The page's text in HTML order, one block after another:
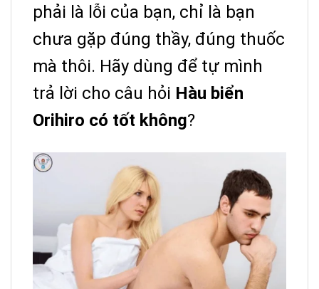
phải là lỗi của bạn, chỉ là bạn
chưa gặp đúng thầy, đúng thuốc
mà thôi. Hãy dùng để tự mình
trả lời cho câu hỏi Hàu biển
Orihiro có tốt không?